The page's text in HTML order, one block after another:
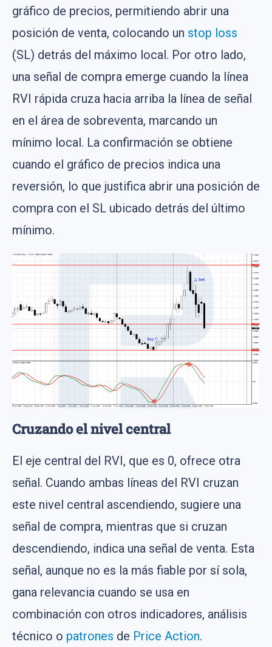
gráfico de precios, permitiendo abrir una
posición de venta, colocando un stop loss
(SL) detrás del máximo local. Por otro lado,
una señal de compra emerge cuando la línea
RVI rápida cruza hacia arriba la línea de señal
en el área de sobreventa, marcando un
mínimo local. La confirmación se obtiene
cuando el gráfico de precios indica una
reversión, lo que justifica abrir una posición de
compra con el SL ubicado detrás del último
mínimo.
Cruzando el nivel central
El eje central del RVI, que es 0, ofrece otra
señal. Cuando ambas líneas del RVI cruzan
este nivel central ascendiendo, sugiere una
señal de compra, mientras que si cruzan
descendiendo, indica una señal de venta. Esta
señal, aunque no es la más fiable por sí sola,
gana relevancia cuando se usa en
combinación con otros indicadores, análisis
técnico o patrones de Price Action.